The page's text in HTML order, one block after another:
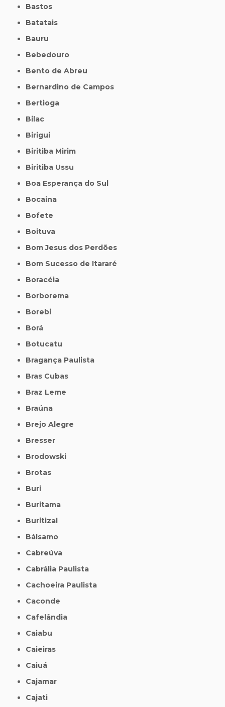
Bastos
Batatais
Bauru
Bebedouro
Bento de Abreu
Bernardino de Campos
Bertioga
Bilac
Birigui
Biritiba Mirim
Biritiba Ussu
Boa Esperança do Sul
Bocaina
Bofete
Boituva
Bom Jesus dos Perdões
Bom Sucesso de Itararé
Boracéia
Borborema
Borebi
Borá
Botucatu
Bragança Paulista
Bras Cubas
Braz Leme
Braúna
Brejo Alegre
Bresser
Brodowski
Brotas
Buri
Buritama
Buritizal
Bálsamo
Cabreúva
Cabrália Paulista
Cachoeira Paulista
Caconde
Cafelândia
Caiabu
Caieiras
Caiuá
Cajamar
Cajati